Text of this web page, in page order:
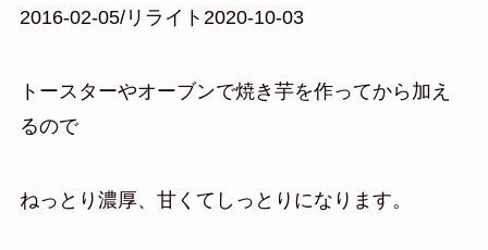
2016-02-05/リライト2020-10-03
トースターやオーブンで焼き芋を作ってから加え
るので
ねっとり濃厚、甘くてしっとりになります。